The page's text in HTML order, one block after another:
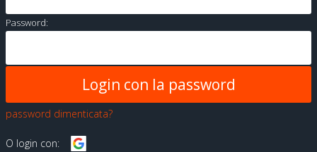
Password:
password dimenticata?
O login con: